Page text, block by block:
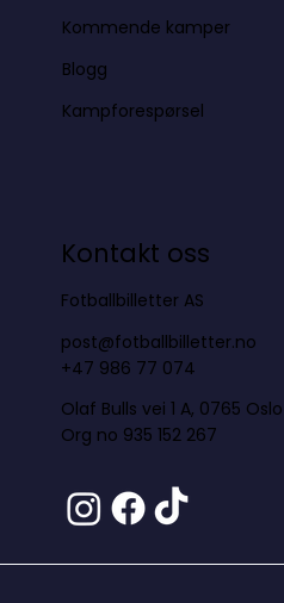
Kommende kamper
Blogg
Kampforespørsel
Kontakt oss
Fotballbilletter AS
post@fotballbilletter.no
+47 986 77 074
Olaf Bulls vei 1 A, 0765 Oslo
Org no 935 152 267